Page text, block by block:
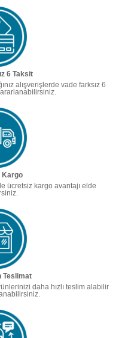
6 Taksit
alışverişlerde vade farksız 6
Kargo
ücretsiz kargo avantajı elde
Teslimat
daha hızlı teslim alabilir